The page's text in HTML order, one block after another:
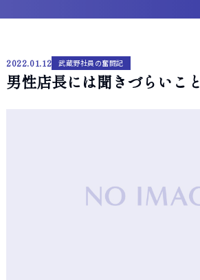
2022.01.12 武蔵野社員の奮闘記
男性店長には聞きづらいこと